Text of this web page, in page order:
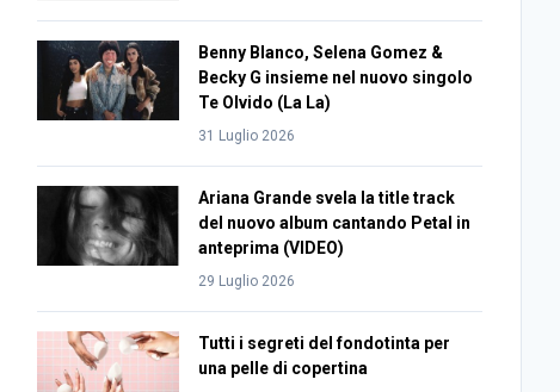
Benny Blanco, Selena Gomez &
Becky G insieme nel nuovo singolo
Te Olvido (La La)
31 Luglio 2026
Ariana Grande svela la title track
del nuovo album cantando Petal in
anteprima (VIDEO)
29 Luglio 2026
Tutti i segreti del fondotinta per
una pelle di copertina